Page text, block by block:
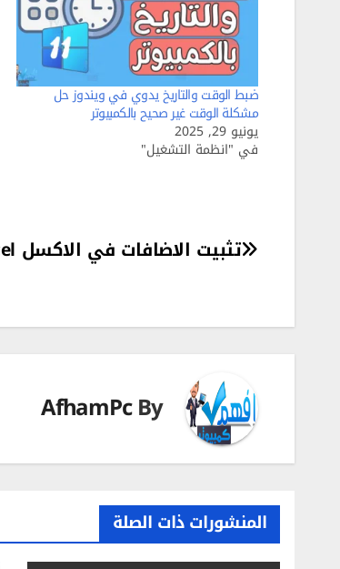
ضبط الوقت والتاريخ يدوي في ويندوز حل
مشكلة الوقت غير صحيح بالكمبيوتر
يونيو 29, 2025
في "انظمة التشغيل"
تصفّح
تثبيت الاضافات في الاكسل add-ins excel
By
AfhamPc
المنشورات ذات الصلة